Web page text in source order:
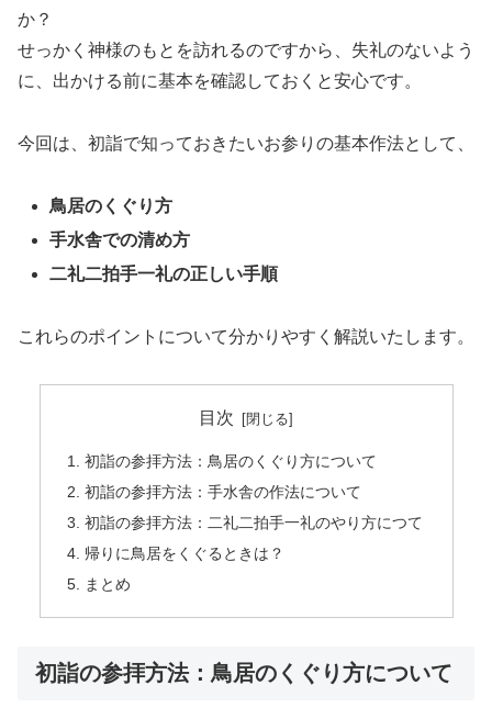
か？
せっかく神様のもとを訪れるのですから、失礼のないよう
に、出かける前に基本を確認しておくと安心です。
今回は、初詣で知っておきたいお参りの基本作法として、
鳥居のくぐり方
手水舎での清め方
二礼二拍手一礼の正しい手順
これらのポイントについて分かりやすく解説いたします。
目次
初詣の参拝方法：鳥居のくぐり方について
初詣の参拝方法：手水舎の作法について
初詣の参拝方法：二礼二拍手一礼のやり方につて
帰りに鳥居をくぐるときは？
まとめ
初詣の参拝方法：鳥居のくぐり方について